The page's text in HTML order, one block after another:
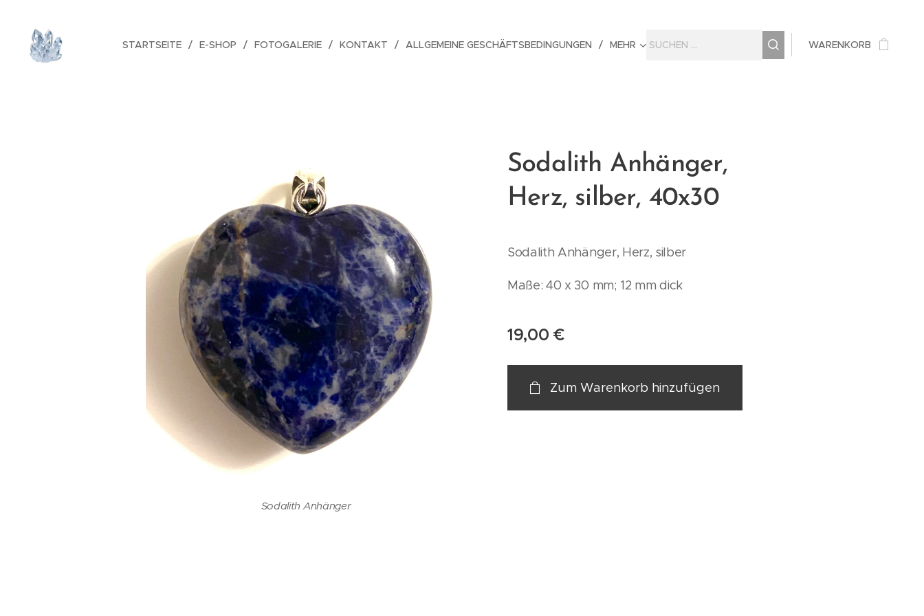
STARTSEITE E-SHOP FOTOGALERIE KONTAKT ALLGEMEINE GESCHÄFTSBEDINGUNGEN MEHR WARENKORB
Sodalith Anhänger,
Herz, silber, 40x30
Sodalith Anhänger
Sodalith Anhänger, Herz, silber
Maße: 40 x 30 mm; 12 mm dick
19,00 €
Zum Warenkorb hinzufügen